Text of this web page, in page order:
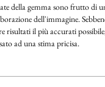
della gemma sono frutto di
dell'immagine.
risultati il più accurati
ad una stima pricisa.